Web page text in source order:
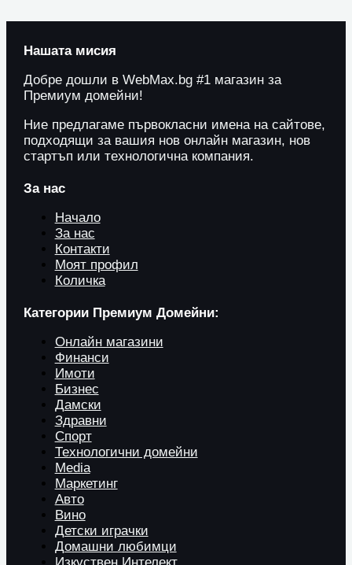
Нашата мисия
Добре дошли в WebMax.bg #1 магазин за
Премиум домейни!
Ние предлагаме първокласни имена на сайтове,
подходящи за вашия нов онлайн магазин, нов
стартъп или технологична компания.
За нас
Начало
За нас
Контакти
Моят профил
Количка
Категории Премиум Домейни:
Онлайн магазини
Финанси
Имоти
Бизнес
Дамски
Здравни
Спорт
Технологични домейни
Media
Маркетинг
Авто
Вино
Детски играчки
Домашни любимци